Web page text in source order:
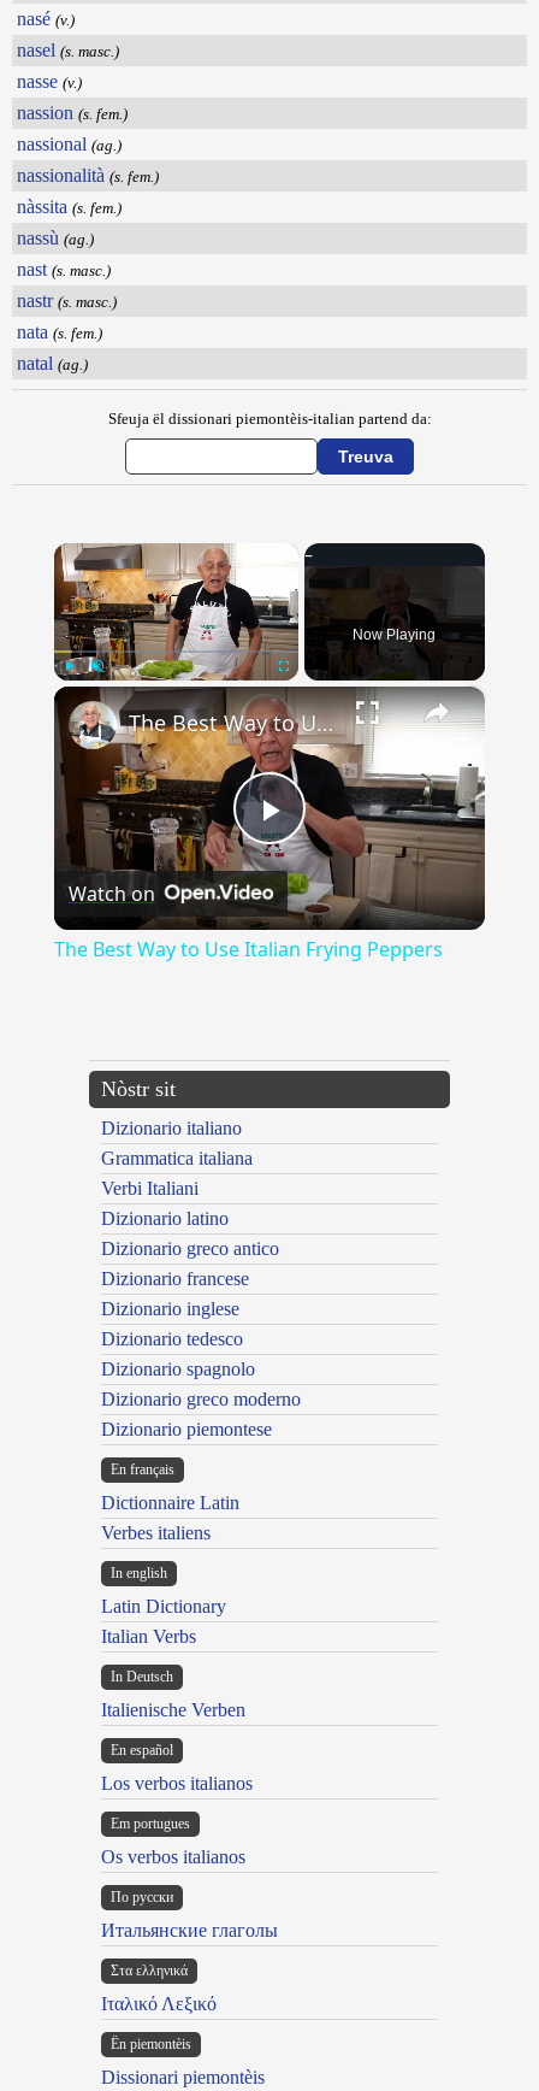
nasé (v.)
nasel (s. masc.)
nasse (v.)
nassion (s. fem.)
nassional (ag.)
nassionalità (s. fem.)
nàssita (s. fem.)
nassù (ag.)
nast (s. masc.)
nastr (s. masc.)
nata (s. fem.)
natal (ag.)
Sfeuja ël dissionari piemontèis-italian partend da:
Unmute
Now Playing
×
Play
Video
The Best Way to Use Italian Frying Peppers
Watch on
The Best Way to Use Italian Frying Peppers
Nòstr sit
Dizionario italiano
Grammatica italiana
Verbi Italiani
Dizionario latino
Dizionario greco antico
Dizionario francese
Dizionario inglese
Dizionario tedesco
Dizionario spagnolo
Dizionario greco moderno
Dizionario piemontese
En français
Dictionnaire Latin
Verbes italiens
In english
Latin Dictionary
Italian Verbs
In Deutsch
Italienische Verben
En español
Los verbos italianos
Em portugues
Os verbos italianos
По русски
Итальянские глаголы
Στα ελληνικά
Ιταλικό Λεξικό
Ën piemontèis
Dissionari piemontèis